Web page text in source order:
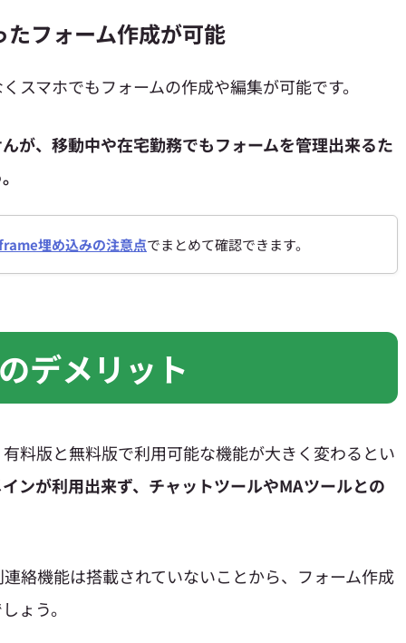
フォーム作成が可能
スマホでもフォームの作成や編集が可能です。
が、移動中や在宅勤務でもフォームを管理出来るた
埋め込みの注意点でまとめて確認できます。
デメリット
料版と無料版で利用可能な機能が大きく変わるとい
ンが利用出来ず、チャットツールやMAツールとの
絡機能は搭載されていないことから、フォーム作成
ょう。